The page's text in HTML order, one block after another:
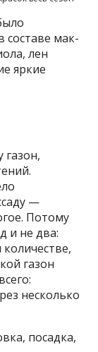
мак-
лен
яркие
газон,
—
Потому
и не два:
газон
несколько